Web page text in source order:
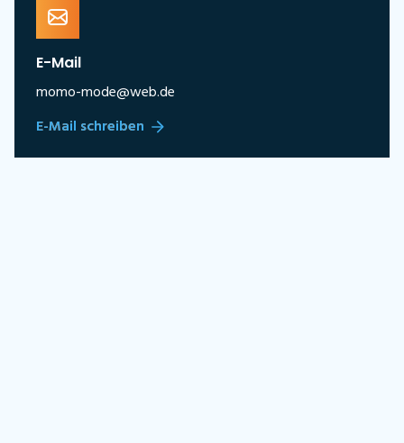
E-Mail
momo-mode@web.de
E-Mail schreiben